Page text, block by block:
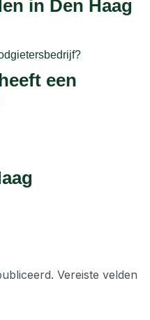
in Den Haag
een
Vereiste velden